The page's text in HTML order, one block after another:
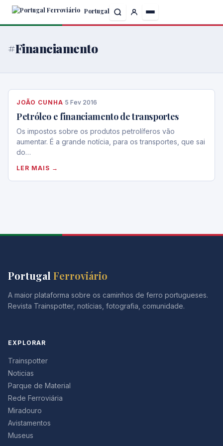
Skip
content
Portugal
#Financiamento
JOÃO CUNHA·5 Fev 2016
Petróleo e financiamento de transportes
Os impostos sobre os produtos petrolíferos vão
aumentar. É a grande notícia, para os transportes, que sai
do…
LER MAIS →
Portugal Ferroviário
A maior plataforma sobre os caminhos de ferro portugueses.
Revista Trainspotter, notícias, fotografia, comunidade.
EXPLORAR
Trainspotter
Noticias
Parque de Material
Rede Ferroviária
Miradouro
Avistamentos
Museus